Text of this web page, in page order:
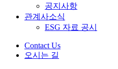
공지사항
관계사소식
ESG 자료 공시
Contact Us
오시는 길